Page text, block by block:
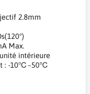
2.8mm
Max.
intérieure
: -10℃~50℃